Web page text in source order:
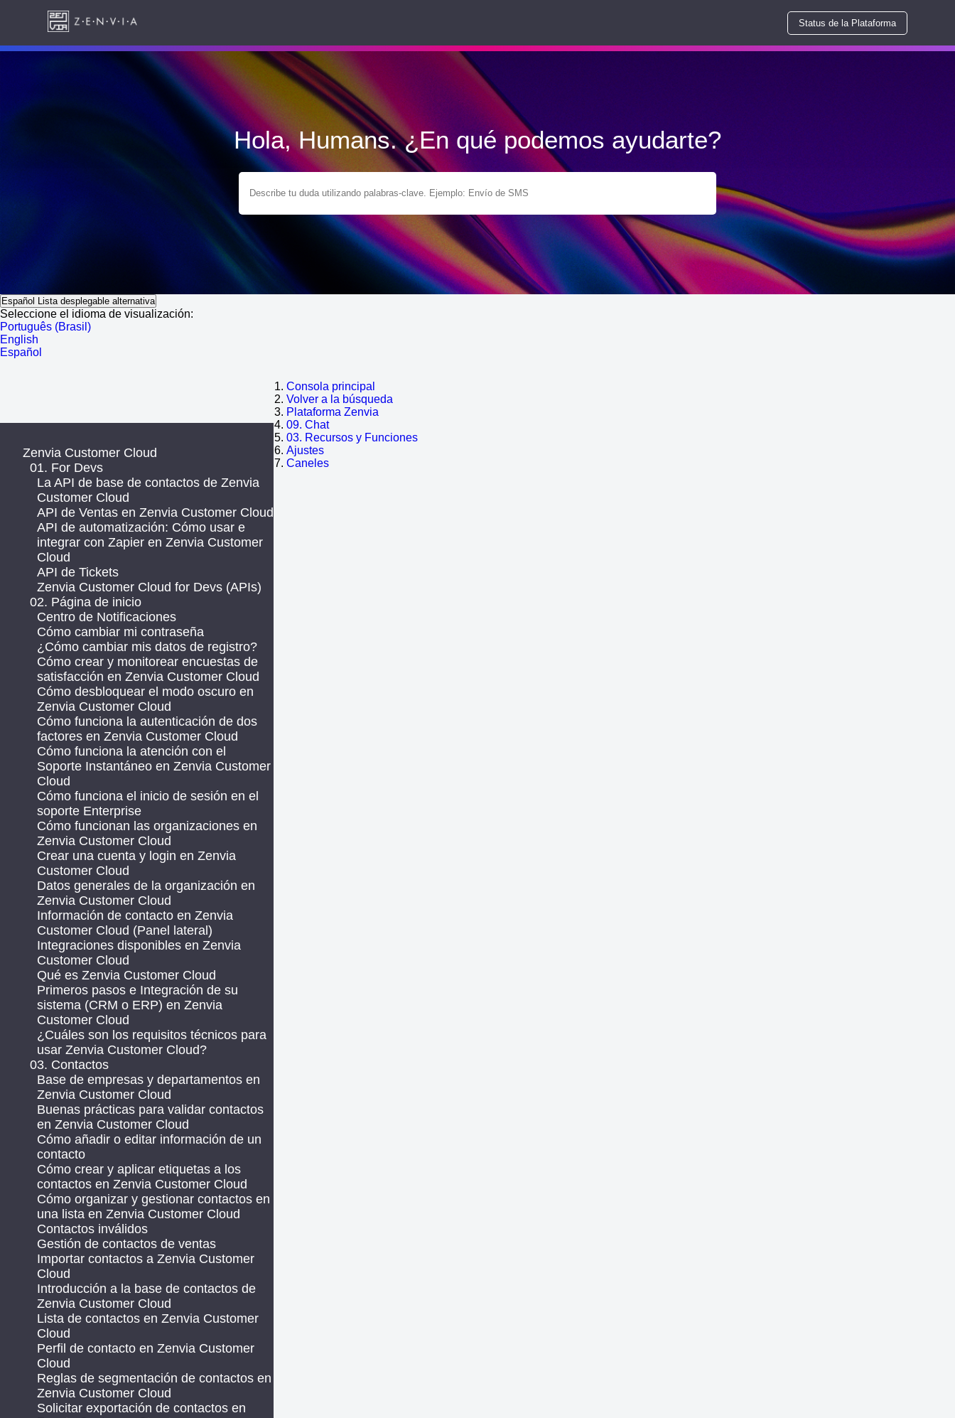
Status de la Plataforma
Hola, Humans. ¿En qué podemos ayudarte?
Español Lista desplegable alternativa
Seleccione el idioma de visualización:
Português (Brasil)
English
Español
Consola principal
Volver a la búsqueda
Plataforma Zenvia
09. Chat
03. Recursos y Funciones
Ajustes
Caneles
Zenvia Customer Cloud
01. For Devs
La API de base de contactos de Zenvia
Customer Cloud
API de Ventas en Zenvia Customer Cloud
API de automatización: Cómo usar e
integrar con Zapier en Zenvia Customer
Cloud
API de Tickets
Zenvia Customer Cloud for Devs (APIs)
02. Página de inicio
Centro de Notificaciones
Cómo cambiar mi contraseña
¿Cómo cambiar mis datos de registro?
Cómo crear y monitorear encuestas de
satisfacción en Zenvia Customer Cloud
Cómo desbloquear el modo oscuro en
Zenvia Customer Cloud
Cómo funciona la autenticación de dos
factores en Zenvia Customer Cloud
Cómo funciona la atención con el
Soporte Instantáneo en Zenvia Customer
Cloud
Cómo funciona el inicio de sesión en el
soporte Enterprise
Cómo funcionan las organizaciones en
Zenvia Customer Cloud
Crear una cuenta y login en Zenvia
Customer Cloud
Datos generales de la organización en
Zenvia Customer Cloud
Información de contacto en Zenvia
Customer Cloud (Panel lateral)
Integraciones disponibles en Zenvia
Customer Cloud
Qué es Zenvia Customer Cloud
Primeros pasos e Integración de su
sistema (CRM o ERP) en Zenvia
Customer Cloud
¿Cuáles son los requisitos técnicos para
usar Zenvia Customer Cloud?
03. Contactos
Base de empresas y departamentos en
Zenvia Customer Cloud
Buenas prácticas para validar contactos
en Zenvia Customer Cloud
Cómo añadir o editar información de un
contacto
Cómo crear y aplicar etiquetas a los
contactos en Zenvia Customer Cloud
Cómo organizar y gestionar contactos en
una lista en Zenvia Customer Cloud
Contactos inválidos
Gestión de contactos de ventas
Importar contactos a Zenvia Customer
Cloud
Introducción a la base de contactos de
Zenvia Customer Cloud
Lista de contactos en Zenvia Customer
Cloud
Perfil de contacto en Zenvia Customer
Cloud
Reglas de segmentación de contactos en
Zenvia Customer Cloud
Solicitar exportación de contactos en